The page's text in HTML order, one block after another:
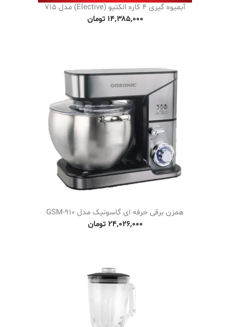
آبمیوه گیری 4 کاره الکتیو (Elective) مدل 715
۱۴٬۳۸۵٬۰۰۰ تومان
همزن برقی حرفه ای گاسونیک مدل GSM-910
۲۴٬۰۲۶٬۰۰۰ تومان